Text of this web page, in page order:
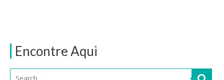
Encontre Aqui